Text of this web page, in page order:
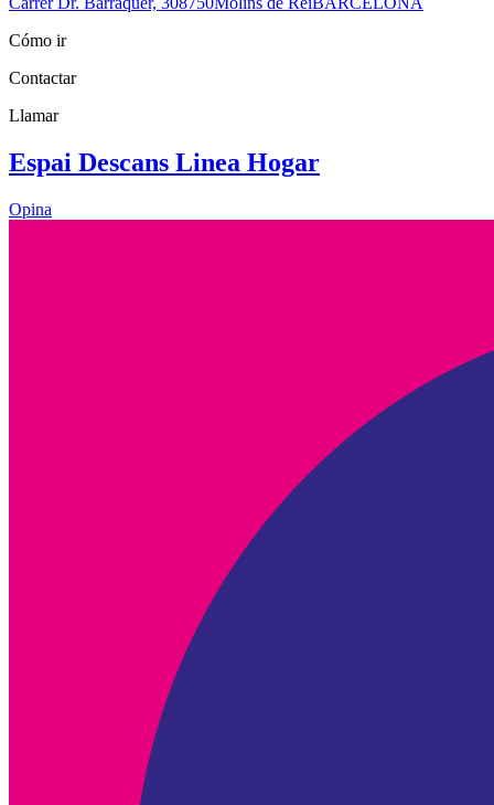
Cómo ir
Contactar
Llamar
Espai Descans Linea Hogar
Opina